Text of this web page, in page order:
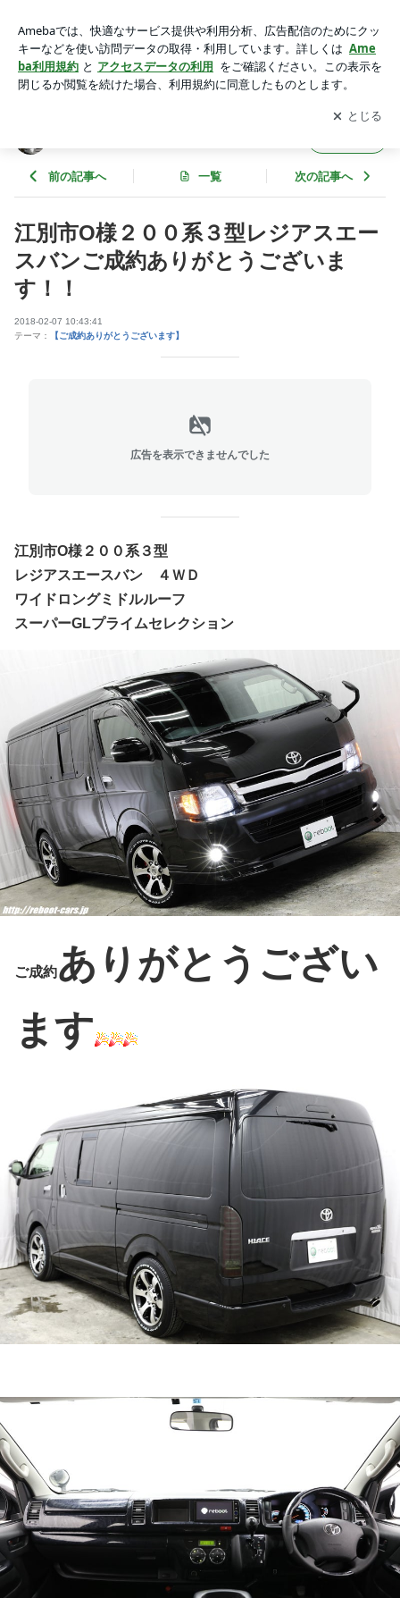
ございます！！ | 株式会社リブートのブログ
アプリをダウンロードして ブログの更新通知
を受け取りまし
ょう。
開く
前の記事へ 一覧 次の記事へ
江別市O様２００系３型レジアスエー
スバンご成約ありがとうございま
す！！
2018-02-07 10:43:41
テーマ：
【ご成約ありがとうございます】
広告を表示できませんでした
江別市O様２００系３型
レジアスエースバン ４ＷＤ
ワイドロングミドルルーフ
スーパーGLプライムセレクション
ご成約ありがとうござい
ます